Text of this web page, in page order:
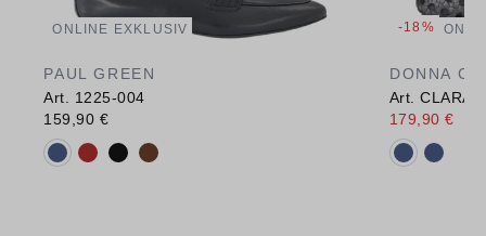
ONLINE EXKLUSIV
PAUL GREEN
Art. 1225-004
159,90 €
Verfügbare Farbvarianten:
-18%
DONNA
Art. CLARA
179,90 €
Verfügbare